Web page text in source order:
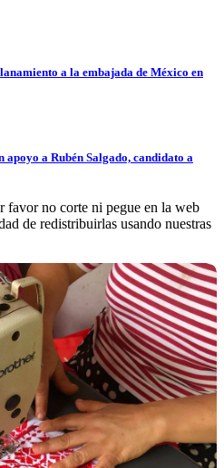
a la embajada de México en
apoyo a Rubén Salgado, candidato a
no corte ni pegue en la web
de redistribuirlas usando nuestras